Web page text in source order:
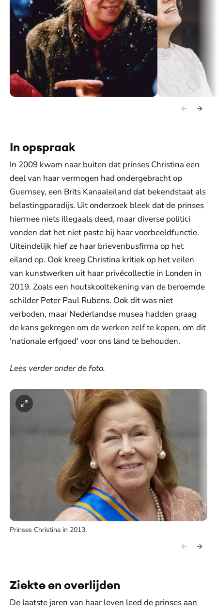
Prinses Christina
In opspraak
In 2009 kwam naar buiten dat prinses Christina een
deel van haar vermogen had ondergebracht op
Guernsey, een Brits Kanaaleiland dat bekendstaat als
belastingparadijs. Uit onderzoek bleek dat de prinses
hiermee niets illegaals deed, maar diverse politici
vonden dat het niet paste bij haar voorbeeldfunctie.
Uiteindelijk hief ze haar brievenbusfirma op het
eiland op. Ook kreeg Christina kritiek op het veilen
van kunstwerken uit haar privécollectie in Londen in
2019. Zoals een houtskooltekening van de beroemde
schilder Peter Paul Rubens. Ook dit was niet
verboden, maar Nederlandse musea hadden graag
de kans gekregen om de werken zelf te kopen, om dit
'nationale erfgoed' voor ons land te behouden.
Lees verder onder de foto.
Prinses Christina in 2013.
Ziekte en overlijden
De laatste jaren van haar leven leed de prinses aan